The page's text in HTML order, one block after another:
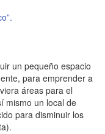
un pequeño espacio
para emprender a
áreas para el
mismo un local de
para disminuir los